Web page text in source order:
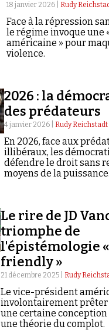
Faire un don
Demander à Vera
Se connecter
18 janvier 2026 | Rudy
Face à la répression
le régime invoque une
américaine » pour
violence.
2026 : la
des prédateurs
4 janvier 2026 | Rudy Reichstadt
En 2026, face aux
illibéraux, les
défendre le droit sans
moyens de la puissance.
Le rire de JD
triomphe de
l'épistémologie
friendly »
21 décembre 2025 | Rudy
Le vice-président
involontairement prêter
une certaine conception
une théorie du complot.